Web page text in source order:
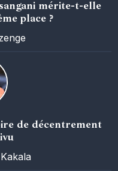
mérite-t-elle
place ?
de décentrement